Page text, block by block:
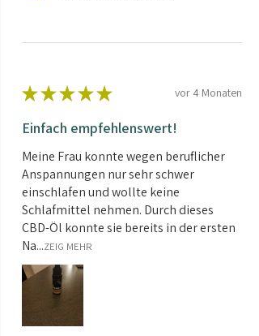
★ ★ ★ ★ ★ vor 4 Monaten
Einfach empfehlenswert!
Meine Frau konnte wegen beruflicher
Anspannungen nur sehr schwer
einschlafen und wollte keine
Schlafmittel nehmen. Durch dieses
CBD-Öl konnte sie bereits in der ersten
Na...ZEIG MEHR